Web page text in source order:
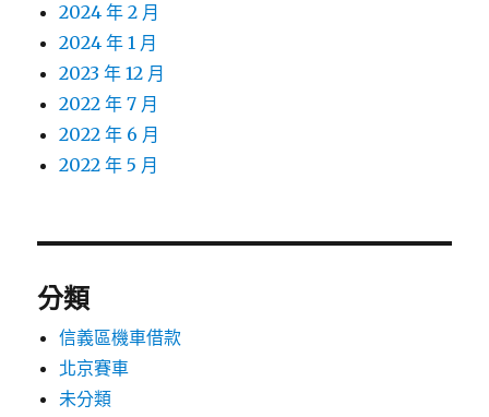
2024 年 2 月
2024 年 1 月
2023 年 12 月
2022 年 7 月
2022 年 6 月
2022 年 5 月
分類
信義區機車借款
北京賽車
未分類